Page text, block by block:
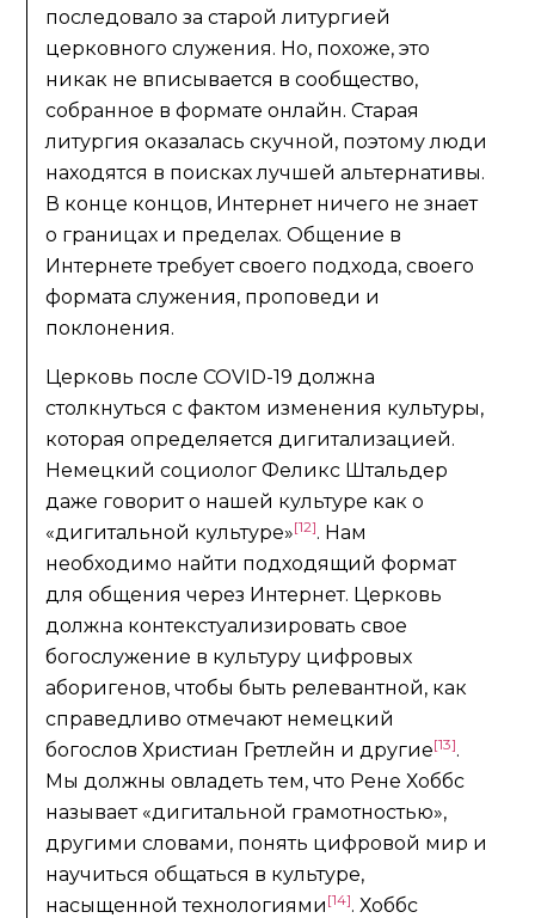
последовало за старой литургией
церковного служения. Но, похоже, это
никак не вписывается в сообщество,
собранное в формате онлайн. Старая
литургия оказалась скучной, поэтому люди
находятся в поисках лучшей альтернативы.
В конце концов, Интернет ничего не знает
о границах и пределах. Общение в
Интернете требует своего подхода, своего
формата служения, проповеди и
поклонения.
Церковь после COVID-19 должна
столкнуться с фактом изменения культуры,
которая определяется дигитализацией.
Немецкий социолог Феликс Штальдер
даже говорит о нашей культуре как о
«дигитальной культуре»[12]. Нам
необходимо найти подходящий формат
для общения через Интернет. Церковь
должна контекстуализировать свое
богослужение в культуру цифровых
аборигенов, чтобы быть релевантной, как
справедливо отмечают немецкий
богослов Христиан Гретлейн и другие[13].
Мы должны овладеть тем, что Рене Хоббс
называет «дигитальной грамотностью»,
другими словами, понять цифровой мир и
научиться общаться в культуре,
насыщенной технологиями [14]. Хоббс